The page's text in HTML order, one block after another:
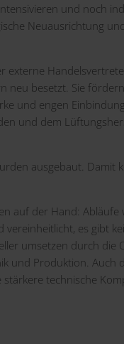
und noch
Neuausrichtung
externe
neu besetzt. Sie
und engen
und dem
ausgebaut. Damit
auf der Hand:
es gibt
umsetzen durch die
und Produktion. Auch
technische